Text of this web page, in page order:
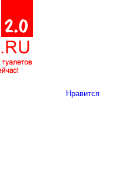
Нравится